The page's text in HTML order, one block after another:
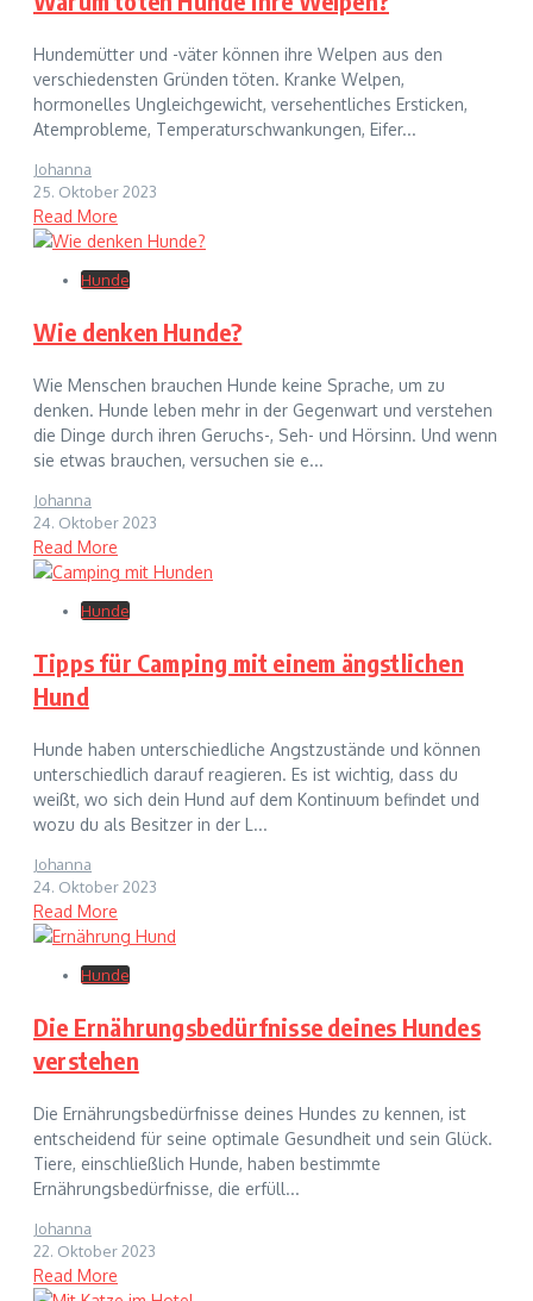
Hundemütter und -väter können ihre Welpen aus den
verschiedensten Gründen töten. Kranke Welpen,
hormonelles Ungleichgewicht, versehentliches Ersticken,
Atemprobleme, Temperaturschwankungen, Eifer...
Johanna
25. Oktober 2023
Read More
Hunde
Wie denken Hunde?
Wie Menschen brauchen Hunde keine Sprache, um zu
denken. Hunde leben mehr in der Gegenwart und verstehen
die Dinge durch ihren Geruchs-, Seh- und Hörsinn. Und wenn
sie etwas brauchen, versuchen sie e...
Johanna
24. Oktober 2023
Read More
Hunde
Tipps für Camping mit einem ängstlichen
Hund
Hunde haben unterschiedliche Angstzustände und können
unterschiedlich darauf reagieren. Es ist wichtig, dass du
weißt, wo sich dein Hund auf dem Kontinuum befindet und
wozu du als Besitzer in der L...
Johanna
24. Oktober 2023
Read More
Hunde
Die Ernährungsbedürfnisse deines Hundes
verstehen
Die Ernährungsbedürfnisse deines Hundes zu kennen, ist
entscheidend für seine optimale Gesundheit und sein Glück.
Tiere, einschließlich Hunde, haben bestimmte
Ernährungsbedürfnisse, die erfüll...
Johanna
22. Oktober 2023
Read More